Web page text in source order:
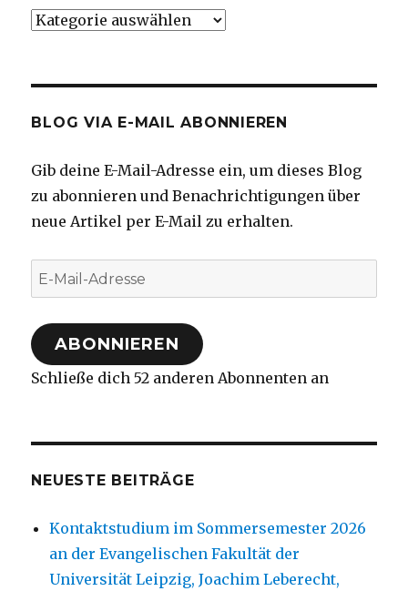
Kategorien
BLOG VIA E-MAIL ABONNIEREN
Gib deine E-Mail-Adresse ein, um dieses Blog
zu abonnieren und Benachrichtigungen über
neue Artikel per E-Mail zu erhalten.
E-
Mail-
Adresse
ABONNIEREN
Schließe dich 52 anderen Abonnenten an
NEUESTE BEITRÄGE
Kontaktstudium im Sommersemester 2026
an der Evangelischen Fakultät der
Universität Leipzig, Joachim Leberecht,